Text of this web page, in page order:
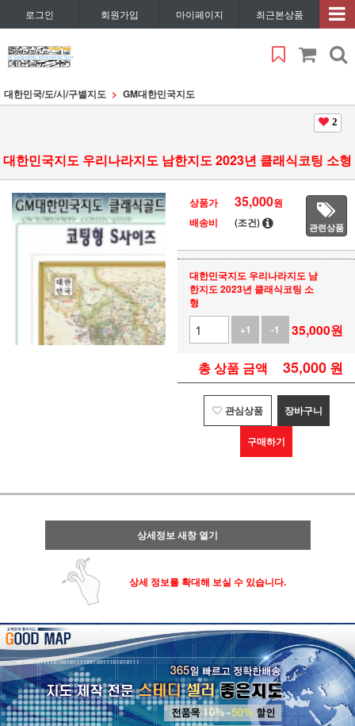
로그인 회원가입 마이페이지 최근본상품
대한민국/도/시/구별지도 GM대한민국지도
2
대한민국지도 우리나라지도 남한지도 2023년 클래식코팅 소형
상품가 35,000원
배송비
(조건) 관련상품
대한민국지도 우리나라지도 남
한지도 2023년 클래식코팅 소
형
+1
-1 35,000원
총 상품 금액 35,000 원
관심상품 장바구니
구매하기
상세정보 새창 열기
상세 정보를 확대해 보실 수 있습니다.